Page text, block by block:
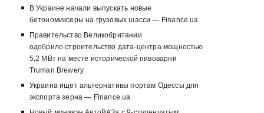
В Украине начали выпускать новые
бетономиксеры на грузовых шасси — Finance.ua
Правительство Великобритании
одобрило строительство дата-центра мощностью
5,2 МВт на месте исторической пивоварни
Truman Brewery
Украина ищет альтернативы портам Одессы для
экспорта зерна — Finance.ua